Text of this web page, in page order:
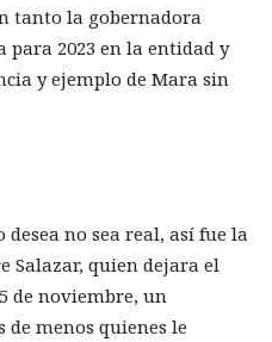
tanto la gobernadora
2023 en la entidad y
y ejemplo de Mara sin
no sea real, así fue la
Salazar, quien dejara el
de noviembre, un
de menos quienes le